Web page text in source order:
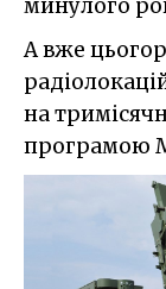
минулого
А вже
на
програмою